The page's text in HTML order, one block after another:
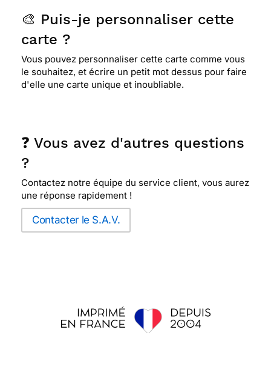
🎨 Puis-je personnaliser cette
carte ?
Vous pouvez personnaliser cette carte comme vous
le souhaitez, et écrire un petit mot dessus pour faire
d'elle une carte unique et inoubliable.
❓ Vous avez d'autres questions
?
Contactez notre équipe du service client, vous aurez
une réponse rapidement !
Contacter le S.A.V.